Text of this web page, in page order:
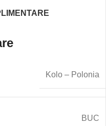
Kolo – Polonia
BUC